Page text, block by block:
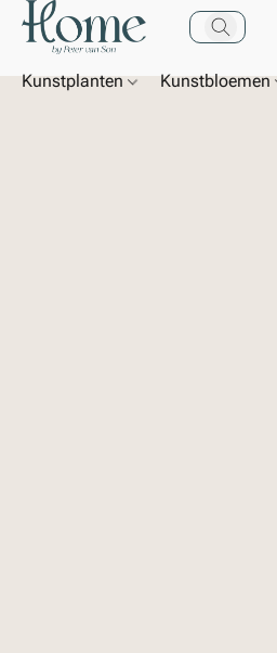
Kunstplanten Kunstbloemen